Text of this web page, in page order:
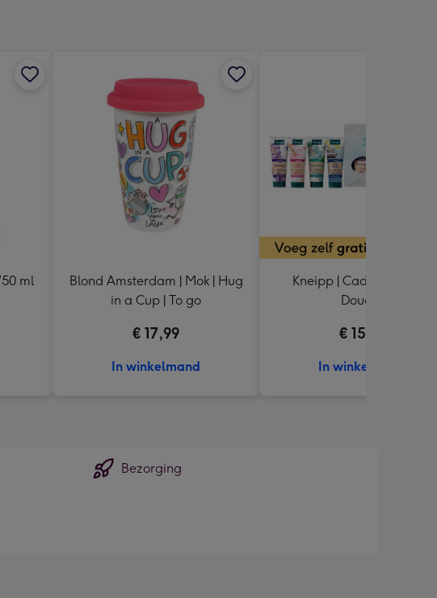
ml
Blond Amsterdam | Mok | Hug
in a Cup | To go
€ 17,99
In winkelmand
Kneipp | Cadeaupakket |
Douche
€ 15,99
In winkelmand
Bezorging